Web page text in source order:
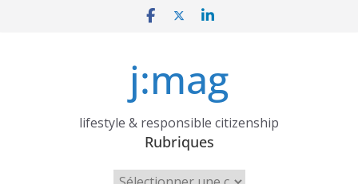
j:mag
lifestyle & responsible citizenship
Rubriques
Rubriques